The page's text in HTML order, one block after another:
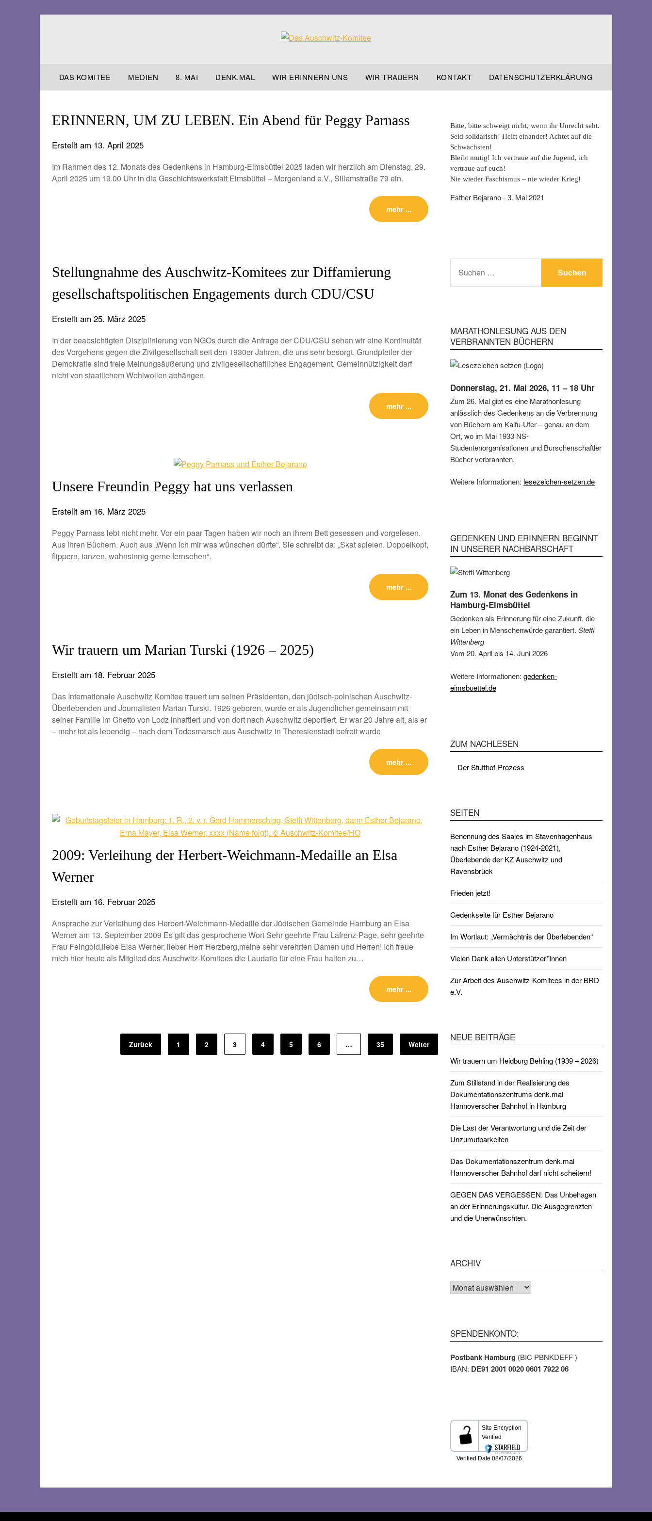
DAS KOMITEE MEDIEN 8. MAI DENK.MAL WIR ERINNERN UNS WIR TRAUERN KONTAKT DATENSCHUTZERKLÄRUNG
ERINNERN, UM ZU LEBEN. Ein Abend für Peggy Parnass
Erstellt am 13. April 2025
Im Rahmen des 12. Monats des Gedenkens in Hamburg-Eimsbüttel 2025 laden wir herzlich am Dienstag, 29.
April 2025 um 19.00 Uhr in die Geschichtswerkstatt Eimsbüttel – Morgenland e.V., Sillemstraße 79 ein.
mehr ...
Stellungnahme des Auschwitz-Komitees zur Diffamierung
gesellschaftspolitischen Engagements durch CDU/CSU
Erstellt am 25. März 2025
In der beabsichtigten Disziplinierung von NGOs durch die Anfrage der CDU/CSU sehen wir eine Kontinuität
des Vorgehens gegen die Zivilgesellschaft seit den 1930er Jahren, die uns sehr besorgt. Grundpfeiler der
Demokratie sind freie Meinungsäußerung und zivilgesellschaftliches Engagement. Gemeinnützigkeit darf
nicht von staatlichem Wohlwollen abhängen.
mehr ...
Unsere Freundin Peggy hat uns verlassen
Erstellt am 16. März 2025
Peggy Parnass lebt nicht mehr. Vor ein paar Tagen haben wir noch an ihrem Bett gesessen und vorgelesen.
Aus ihren Büchern. Auch aus „Wenn ich mir was wünschen dürfte“. Sie schreibt da: „Skat spielen. Doppelkopf,
flippern, tanzen, wahnsinnig gerne fernsehen“.
mehr ...
Wir trauern um Marian Turski (1926 – 2025)
Erstellt am 18. Februar 2025
Das Internationale Auschwitz Komitee trauert um seinen Präsidenten, den jüdisch-polnischen Auschwitz-
Überlebenden und Journalisten Marian Turski. 1926 geboren, wurde er als Jugendlicher gemeinsam mit
seiner Familie im Ghetto von Lodz inhaftiert und von dort nach Auschwitz deportiert. Er war 20 Jahre alt, als er
– mehr tot als lebendig – nach dem Todesmarsch aus Auschwitz in Theresienstadt befreit wurde.
mehr ...
2009: Verleihung der Herbert-Weichmann-Medaille an Elsa
Werner
Erstellt am 16. Februar 2025
Ansprache zur Verleihung des Herbert-Weichmann-Medaille der Jüdischen Gemeinde Hamburg an Elsa
Werner am 13. September 2009 Es gilt das gesprochene Wort Sehr geehrte Frau Lafrenz-Page, sehr geehrte
Frau Feingold,liebe Elsa Werner, lieber Herr Herzberg,meine sehr verehrten Damen und Herren! Ich freue
mich hier heute als Mitglied des Auschwitz-Komitees die Laudatio für eine Frau halten zu…
mehr ...
Seitennummerierung
Zurück 1 2 3 4 5 6 … 35 Weiter
Bitte, bitte schweigt nicht, wenn ihr Unrecht seht.
Seid solidarisch! Helft einander! Achtet auf die
Schwächsten!
Bleibt mutig! Ich vertraue auf die Jugend, ich
vertraue auf euch!
Nie wieder Faschismus – nie wieder Krieg!
Esther Bejarano - 3. Mai 2021
NACH:
MARATHONLESUNG AUS DEN
VERBRANNTEN BÜCHERN
Donnerstag, 21. Mai 2026, 11 – 18 Uhr
Zum 26. Mal gibt es eine Marathonlesung
anlässlich des Gedenkens an die Verbrennung
von Büchern am Kaifu-Ufer – genau an dem
Ort, wo im Mai 1933 NS-
Studentenorganisationen und Burschenschaftler
Bücher verbrannten.
Weitere Informationen: lesezeichen-setzen.de
GEDENKEN UND ERINNERN BEGINNT
IN UNSERER NACHBARSCHAFT
Zum 13. Monat des Gedenkens in
Hamburg-Eimsbüttel
Gedenken als Erinnerung für eine Zukunft, die
ein Leben in Menschenwürde garantiert. Steffi
Wittenberg
Vom 20. April bis 14. Juni 2026
Weitere Informationen: gedenken-
eimsbuettel.de
ZUM NACHLESEN
Der Stutthof-Prozess
SEITEN
Benennung des Saales im Stavenhagenhaus
nach Esther Bejarano (1924-2021),
Überlebende der KZ Auschwitz und
Ravensbrück
Frieden jetzt!
Gedenkseite für Esther Bejarano
Im Wortlaut: „Vermächtnis der Überlebenden“
Vielen Dank allen Unterstützer*Innen
Zur Arbeit des Auschwitz-Komitees in der BRD
e.V.
NEUE BEITRÄGE
Wir trauern um Heidburg Behling (1939 – 2026)
Zum Stillstand in der Realisierung des
Dokumentationszentrums denk.mal
Hannoverscher Bahnhof in Hamburg
Die Last der Verantwortung und die Zeit der
Unzumutbarkeiten
Das Dokumentationszentrum denk.mal
Hannoverscher Bahnhof darf nicht scheitern!
GEGEN DAS VERGESSEN: Das Unbehagen
an der Erinnerungskultur. Die Ausgegrenzten
und die Unerwünschten.
ARCHIV
Archiv
SPENDENKONTO:
Postbank Hamburg (BIC PBNKDEFF )
IBAN: DE91 2001 0020 0601 7922 06